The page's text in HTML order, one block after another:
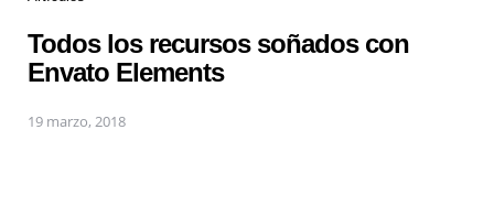
Todos los recursos soñados con
Envato Elements
19 marzo, 2018